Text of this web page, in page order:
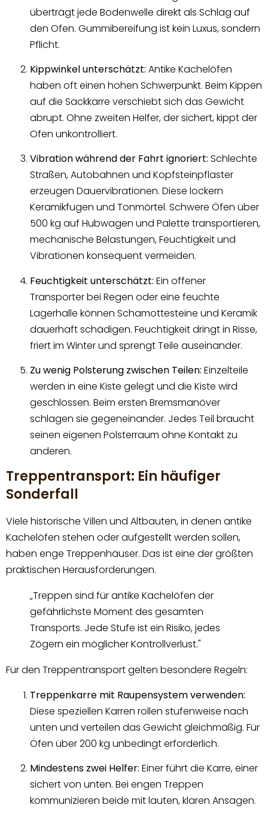
überträgt jede Bodenwelle direkt als Schlag auf
den Ofen. Gummibereifung ist kein Luxus, sondern
Pflicht.
Kippwinkel unterschätzt: Antike Kachelöfen
haben oft einen hohen Schwerpunkt. Beim Kippen
auf die Sackkarre verschiebt sich das Gewicht
abrupt. Ohne zweiten Helfer, der sichert, kippt der
Ofen unkontrolliert.
Vibration während der Fahrt ignoriert: Schlechte
Straßen, Autobahnen und Kopfsteinpflaster
erzeugen Dauervibrationen. Diese lockern
Keramikfugen und Tonmörtel. Schwere Öfen über
500 kg auf Hubwagen und Palette transportieren,
mechanische Belastungen, Feuchtigkeit und
Vibrationen konsequent vermeiden.
Feuchtigkeit unterschätzt: Ein offener
Transporter bei Regen oder eine feuchte
Lagerhalle können Schamottesteine und Keramik
dauerhaft schädigen. Feuchtigkeit dringt in Risse,
friert im Winter und sprengt Teile auseinander.
Zu wenig Polsterung zwischen Teilen: Einzelteile
werden in eine Kiste gelegt und die Kiste wird
geschlossen. Beim ersten Bremsmanöver
schlagen sie gegeneinander. Jedes Teil braucht
seinen eigenen Polsterraum ohne Kontakt zu
anderen.
Treppentransport: Ein häufiger
Sonderfall
Viele historische Villen und Altbauten, in denen antike
Kachelöfen stehen oder aufgestellt werden sollen,
haben enge Treppenhäuser. Das ist eine der größten
praktischen Herausforderungen.
„Treppen sind für antike Kachelöfen der
gefährlichste Moment des gesamten
Transports. Jede Stufe ist ein Risiko, jedes
Zögern ein möglicher Kontrollverlust."
Für den Treppentransport gelten besondere Regeln:
Treppenkarre mit Raupensystem verwenden:
Diese speziellen Karren rollen stufenweise nach
unten und verteilen das Gewicht gleichmäßig. Für
Öfen über 200 kg unbedingt erforderlich.
Mindestens zwei Helfer: Einer führt die Karre, einer
sichert von unten. Bei engen Treppen
kommunizieren beide mit lauten, klaren Ansagen.